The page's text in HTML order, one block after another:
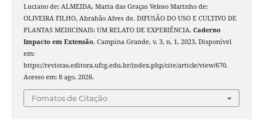
Luciano de; ALMEIDA, Maria das Graças Veloso Marinho de;
OLIVEIRA FILHO, Abrahão Alves de. DIFUSÃO DO USO E CULTIVO DE
PLANTAS MEDICINAIS: UM RELATO DE EXPERIÊNCIA. Caderno
Impacto em Extensão, Campina Grande, v. 3, n. 1, 2023. Disponível
em:
https://revistas.editora.ufcg.edu.br/index.php/cite/article/view/670.
Acesso em: 8 ago. 2026.
Fomatos de Citação